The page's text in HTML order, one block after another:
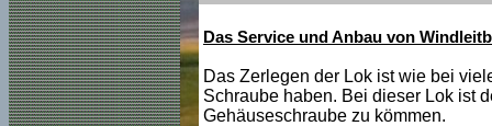
Das Service und Anbau von
Das Zerlegen der Lok ist wie bei
Schraube haben. Bei dieser Lok ist
Gehäuseschraube zu kömmen.